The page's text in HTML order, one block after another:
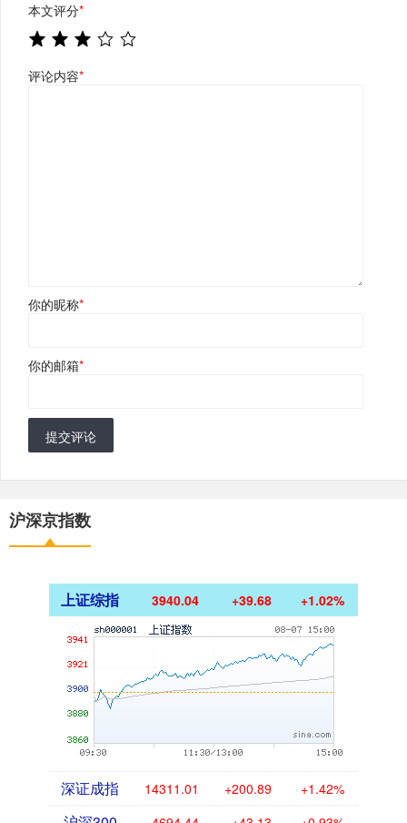
本文评分*
评论内容*
你的昵称*
你的邮箱*
提交评论
沪深京指数
上证综指 3940.04 +39.68 +1.02%
深证成指 14311.01 +200.89 +1.42%